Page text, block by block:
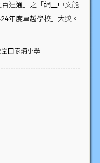
達通」之「網上中文能
年度卓越學校」大獎。
田家炳小學